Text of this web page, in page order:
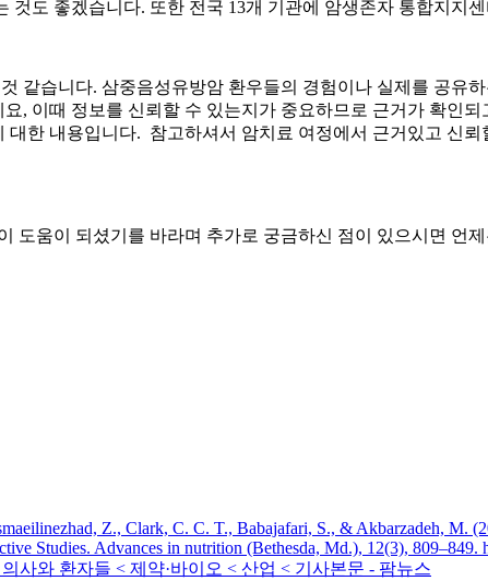
도 좋겠습니다. 또한 전국 13개 기관에 암생존자 통합지지
같습니다. 삼중음성유방암 환우들의 경험이나 실제를 공유
, 이때 정보를 신뢰할 수 있는지가 중요하므로 근거가 확인
한 내용입니다. 참고하셔서 암치료 여정에서 근거있고 신
도움이 되셨기를 바라며 추가로 궁금하신 점이 있으시면 언
Z., Clark, C. C. T., Babajafari, S., & Akbarzadeh, M.
Studies. Advances in nutrition (Bethesda, Md.), 12(3), 809–849.
사와 환자들 < 제약·바이오 < 산업 < 기사본문 - 팜뉴스